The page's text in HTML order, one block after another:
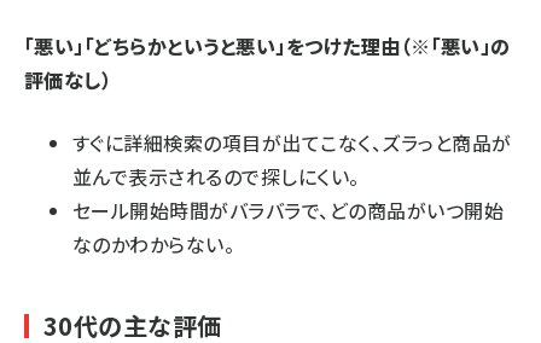
「悪い」「どちらかというと悪い」をつけた理由（※「悪い」の
評価なし）
すぐに詳細検索の項目が出てこなく、ズラっと商品が
並んで表示されるので探しにくい。
セール開始時間がバラバラで、どの商品がいつ開始
なのかわからない。
30代の主な評価